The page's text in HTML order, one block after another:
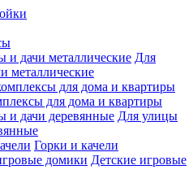
Для
металлические
для дома и квартиры
Для улицы
Горки и качели
Детские игровые